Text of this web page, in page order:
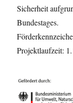
Sicherheit
Bundestages.
Projektlaufzeit: